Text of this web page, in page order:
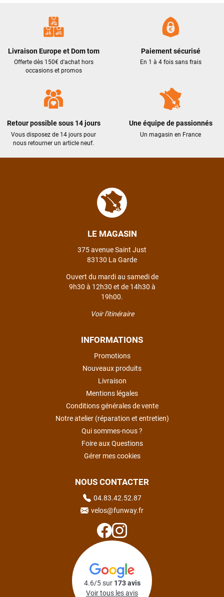
Livraison Europe et Dom tom
Offerte dès 150€ d'achat hors
occasions et promos
Paiement sécurisé
En 1 à 4 fois sans frais
Retour possible sous 14 jours
Vous disposez de 14 jours pour
nous retourner un article neuf.
Une équipe de passionnés
Un magasin en France
LE MAGASIN
375 avenue Saint Just
83130 La Garde
Ouvert du mardi au samedi de
9h30 à 12h30 et de 14h30 à
19h00.
Voir l'itinéraire
INFORMATIONS
Promotions
Nouveaux produits
Livraison
Mentions légales
Conditions générales de vente
Notre atelier (réparation et entretien)
Qui sommes-nous ?
Foire aux Questions
Gérer mes cookies
NOUS CONTACTER
04.83.42.52.87
velos@funway.fr
4.6/5 sur 173 avis
Voir tous les avis
livraison a été traité efficacement par le SAV dans les
meilleurs délais. Tous les contacts ont été bien suivis, l'équipe